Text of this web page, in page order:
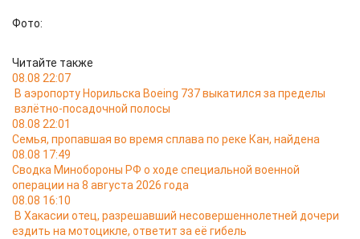
Фото:
Читайте также
08.08 22:07
В аэропорту Норильска Boeing 737 выкатился за пределы
взлётно-посадочной полосы
08.08 22:01
Семья, пропавшая во время сплава по реке Кан, найдена
08.08 17:49
Сводка Минобороны РФ о ходе специальной военной
операции на 8 августа 2026 года
08.08 16:10
В Хакасии отец, разрешавший несовершеннолетней дочери
ездить на мотоцикле, ответит за её гибель